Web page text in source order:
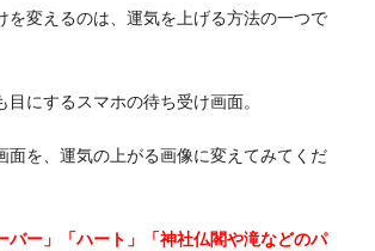
を変えるのは、運気を上げる方法の一つで
目にするスマホの待ち受け画面。
面を、運気の上がる画像に変えてみてくだ
バー」「ハート」「神社仏閣や滝などのパ